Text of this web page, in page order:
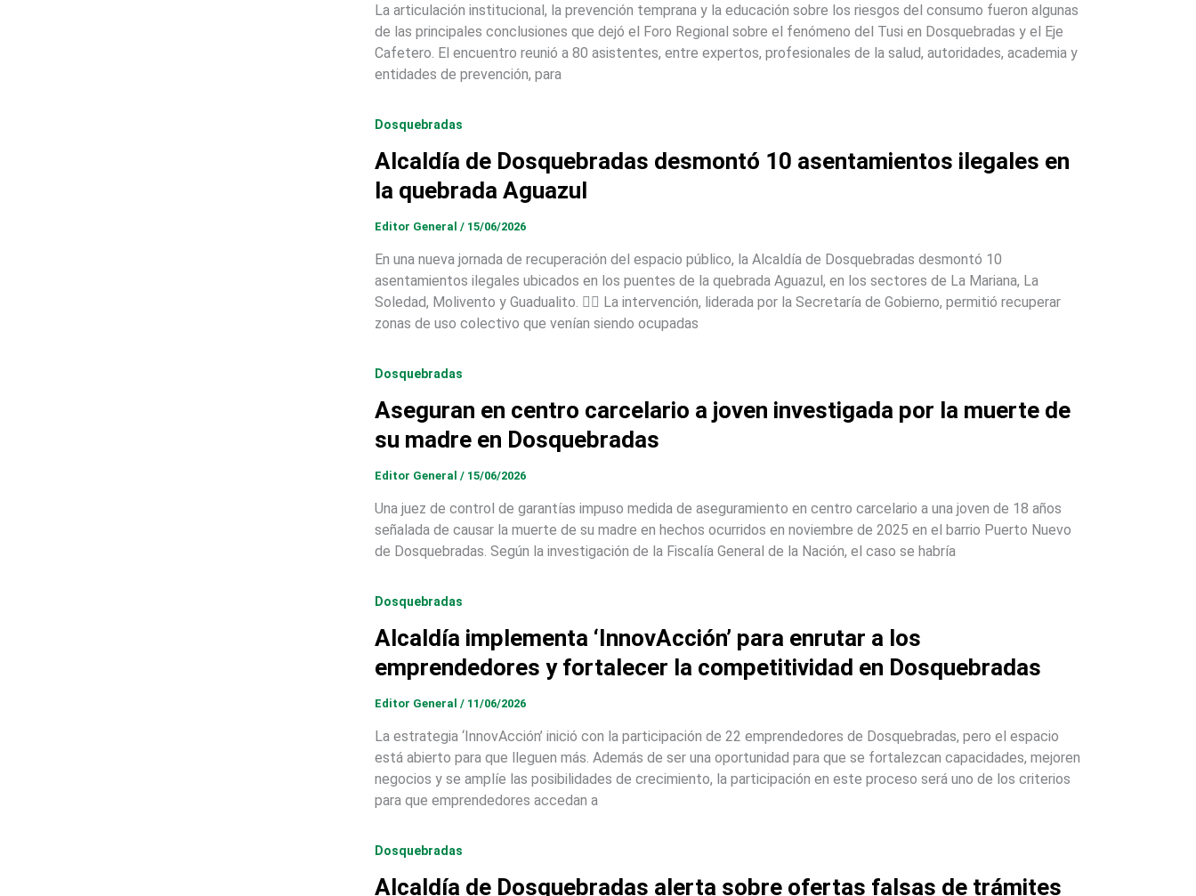
La articulación institucional, la prevención temprana y la educación sobre los riesgos del consumo fueron algunas
de las principales conclusiones que dejó el Foro Regional sobre el fenómeno del Tusi en Dosquebradas y el Eje
Cafetero. El encuentro reunió a 80 asistentes, entre expertos, profesionales de la salud, autoridades, academia y
entidades de prevención, para
Dosquebradas
Alcaldía de Dosquebradas desmontó 10 asentamientos ilegales en
la quebrada Aguazul
Editor General / 15/06/2026
En una nueva jornada de recuperación del espacio público, la Alcaldía de Dosquebradas desmontó 10
asentamientos ilegales ubicados en los puentes de la quebrada Aguazul, en los sectores de La Mariana, La
Soledad, Molivento y Guadualito. 👮‍♂️ La intervención, liderada por la Secretaría de Gobierno, permitió recuperar
zonas de uso colectivo que venían siendo ocupadas
Dosquebradas
Aseguran en centro carcelario a joven investigada por la muerte de
su madre en Dosquebradas
Editor General / 15/06/2026
Una juez de control de garantías impuso medida de aseguramiento en centro carcelario a una joven de 18 años
señalada de causar la muerte de su madre en hechos ocurridos en noviembre de 2025 en el barrio Puerto Nuevo
de Dosquebradas. Según la investigación de la Fiscalía General de la Nación, el caso se habría
Dosquebradas
Alcaldía implementa ‘InnovAcción’ para enrutar a los
emprendedores y fortalecer la competitividad en Dosquebradas
Editor General / 11/06/2026
La estrategia ‘InnovAcción’ inició con la participación de 22 emprendedores de Dosquebradas, pero el espacio
está abierto para que lleguen más. Además de ser una oportunidad para que se fortalezcan capacidades, mejoren
negocios y se amplíe las posibilidades de crecimiento, la participación en este proceso será uno de los criterios
para que emprendedores accedan a
Dosquebradas
Alcaldía de Dosquebradas alerta sobre ofertas falsas de trámites